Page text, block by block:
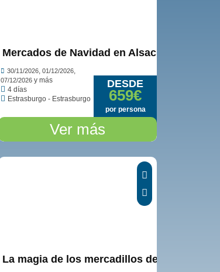
DESDE
659€
por persona
Mercados de Navidad en Alsacia del Norte
30/11/2026 ,01/12/2026
07/12/2026 y más
4 días
Estrasburgo - Estrasburgo
Ver más
La magia de los mercadillos de Navidad